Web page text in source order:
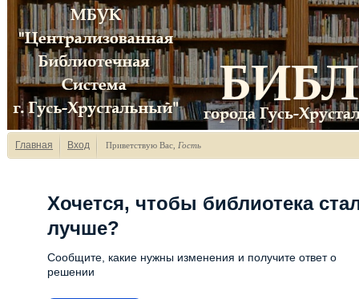
Главная Вход Приветствую Вас Гость
Хочется, чтобы библиотека
лучше?
Сообщите, какие нужны изменения и получите ответ о
решении